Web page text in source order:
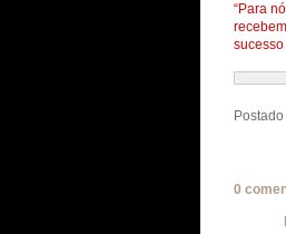
“Para
0